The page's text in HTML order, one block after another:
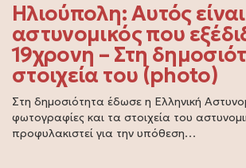
Ηλιούπολη: Αυτός
αστυνομικός που
19χρονη – Στη
στοιχεία του (photo)
Στη δημοσιότητα έδωσε η Ελληνική
φωτογραφίες και τα στοιχεία του
προφυλακιστεί για την υπόθεση…